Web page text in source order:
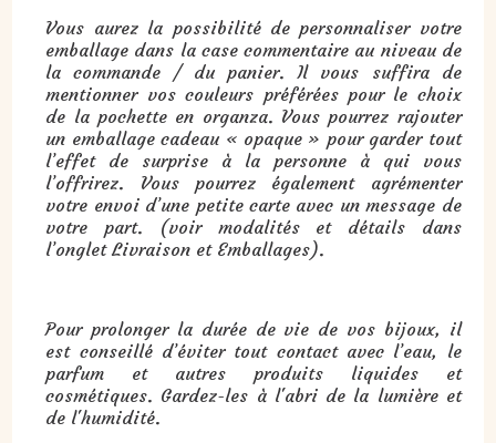
Vous aurez la possibilité de personnaliser votre
emballage dans la case commentaire au niveau de
la commande / du panier. Il vous suffira de
mentionner vos couleurs préférées pour le choix
de la pochette en organza. Vous pourrez rajouter
un emballage cadeau « opaque » pour garder tout
l’effet de surprise à la personne à qui vous
l’offrirez. Vous pourrez également agrémenter
votre envoi d’une petite carte avec un message de
votre part. (voir modalités et détails dans
l’onglet Livraison et Emballages).
Pour prolonger la durée de vie de vos bijoux, il
est conseillé d’éviter tout contact avec l’eau, le
parfum et autres produits liquides et
cosmétiques. Gardez-les à l'abri de la lumière et
de l'humidité.